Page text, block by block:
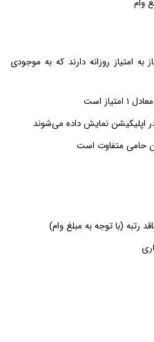
وام
به امتیاز روزانه دارند که به موجودی
اپلیکیشن نمایش داده می‌شوند
حامی متفاوت است